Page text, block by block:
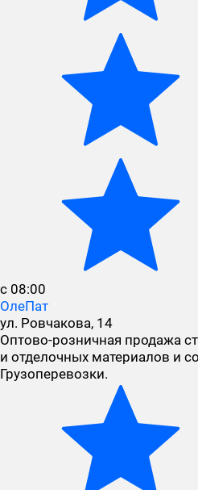
с 08:00
ОлеПат
ул. Ровчакова, 14
Оптово-розничная продажа
и отделочных материалов и
Грузоперевозки.